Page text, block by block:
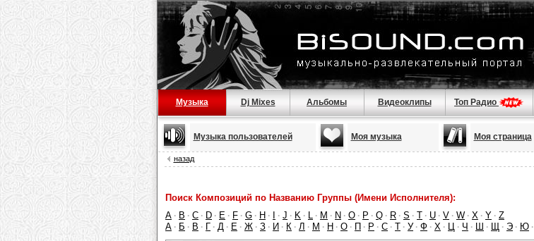
Музыка Dj Mixes Альбомы Видеоклипы Топ Радио
Музыка пользователей Моя музыка Моя страница
назад
Поиск Композиций по Названию Группы (Имени Исполнителя):
A · B · C · D · E · F · G · H · · J · K · L · M · N · O · P · Q · R · S · T · U · V · W · X · Y · Z
А · Б · В · Г · Д · Е · Ж · З · И · К · Л · М · Н · О · П · Р · С · Т · У · Ф · Х · Ц · Ч · Ш · Щ · Э · Ю ·